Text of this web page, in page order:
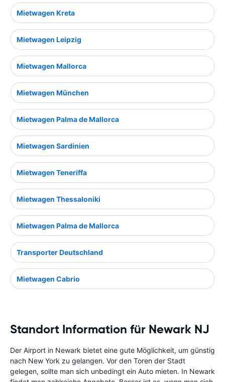
Mietwagen Kreta
Mietwagen Leipzig
Mietwagen Mallorca
Mietwagen München
Mietwagen Palma de Mallorca
Mietwagen Sardinien
Mietwagen Teneriffa
Mietwagen Thessaloniki
Mietwagen Palma de Mallorca
Transporter Deutschland
Mietwagen Cabrio
Standort Information für Newark NJ
Der Airport in Newark bietet eine gute Möglichkeit, um günstig
nach New York zu gelangen. Vor den Toren der Stadt
gelegen, sollte man sich unbedingt ein Auto mieten. In Newark